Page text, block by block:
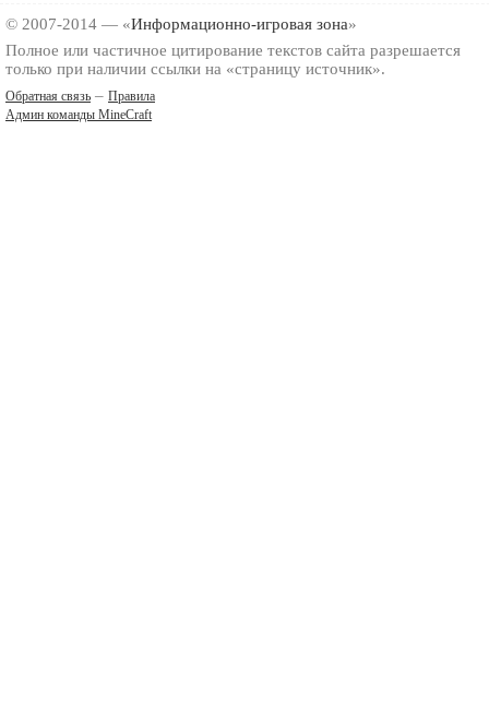
© 2007-2014 — «Информационно-игровая зона»
Полное или частичное цитирование текстов сайта разрешается
только при наличии ссылки на «страницу источник».
Обратная связь – Правила
Админ команды MineCraft